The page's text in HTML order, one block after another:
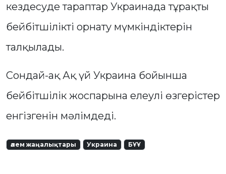
кездесуде тараптар Украинада тұрақты
бейбітшілікті орнату мүмкіндіктерін
талқылады.
Сондай-ақ Ақ үй Украина бойынша
бейбітшілік жоспарына елеулі өзгерістер
енгізгенін мәлімдеді.
әлем жаңалықтары Украина БҰҰ